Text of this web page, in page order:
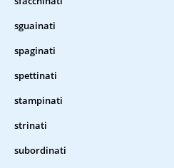
sguainati
spaginati
spettinati
stampinati
strinati
subordinati